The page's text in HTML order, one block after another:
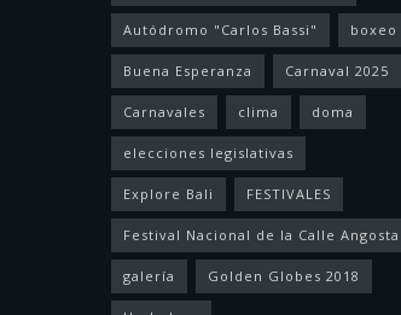
Autódromo "Carlos Bassi" boxeo
Buena Esperanza Carnaval 2025
Carnavales clima doma
elecciones legislativas
Explore Bali FESTIVALES
Festival Nacional de la Calle Angosta
galería Golden Globes 2018